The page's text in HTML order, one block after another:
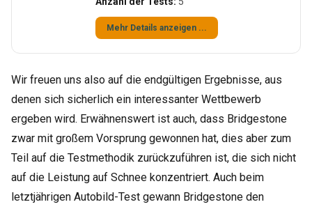
Mehr Details anzeigen ...
Wir freuen uns also auf die endgültigen Ergebnisse, aus
denen sich sicherlich ein interessanter Wettbewerb
ergeben wird. Erwähnenswert ist auch, dass Bridgestone
zwar mit großem Vorsprung gewonnen hat, dies aber zum
Teil auf die Testmethodik zurückzuführen ist, die sich nicht
auf die Leistung auf Schnee konzentriert. Auch beim
letztjährigen Autobild-Test gewann Bridgestone den